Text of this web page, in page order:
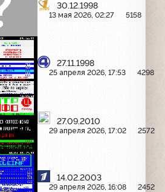
30.12.1998
13 мая 2026, 02:27 5158
27.11.1998
25 апреля 2026, 17:53 4298
27.09.2010
29 апреля 2026, 17:02 2572
14.02.2003
29 апреля 2026, 16:08 2452